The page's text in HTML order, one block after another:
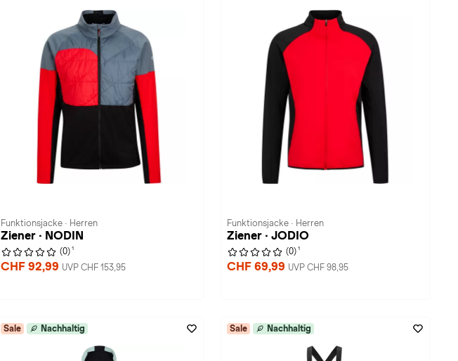
Funktionsjacke · Herren
Ziener · NODIN
(0) 1
CHF 92,99 UVP CHF 153,95
Funktionsjacke · Herren
Ziener · JODIO
(0) 1
CHF 69,99 UVP CHF 98,95
Sale Nachhaltig Sale Nachhaltig